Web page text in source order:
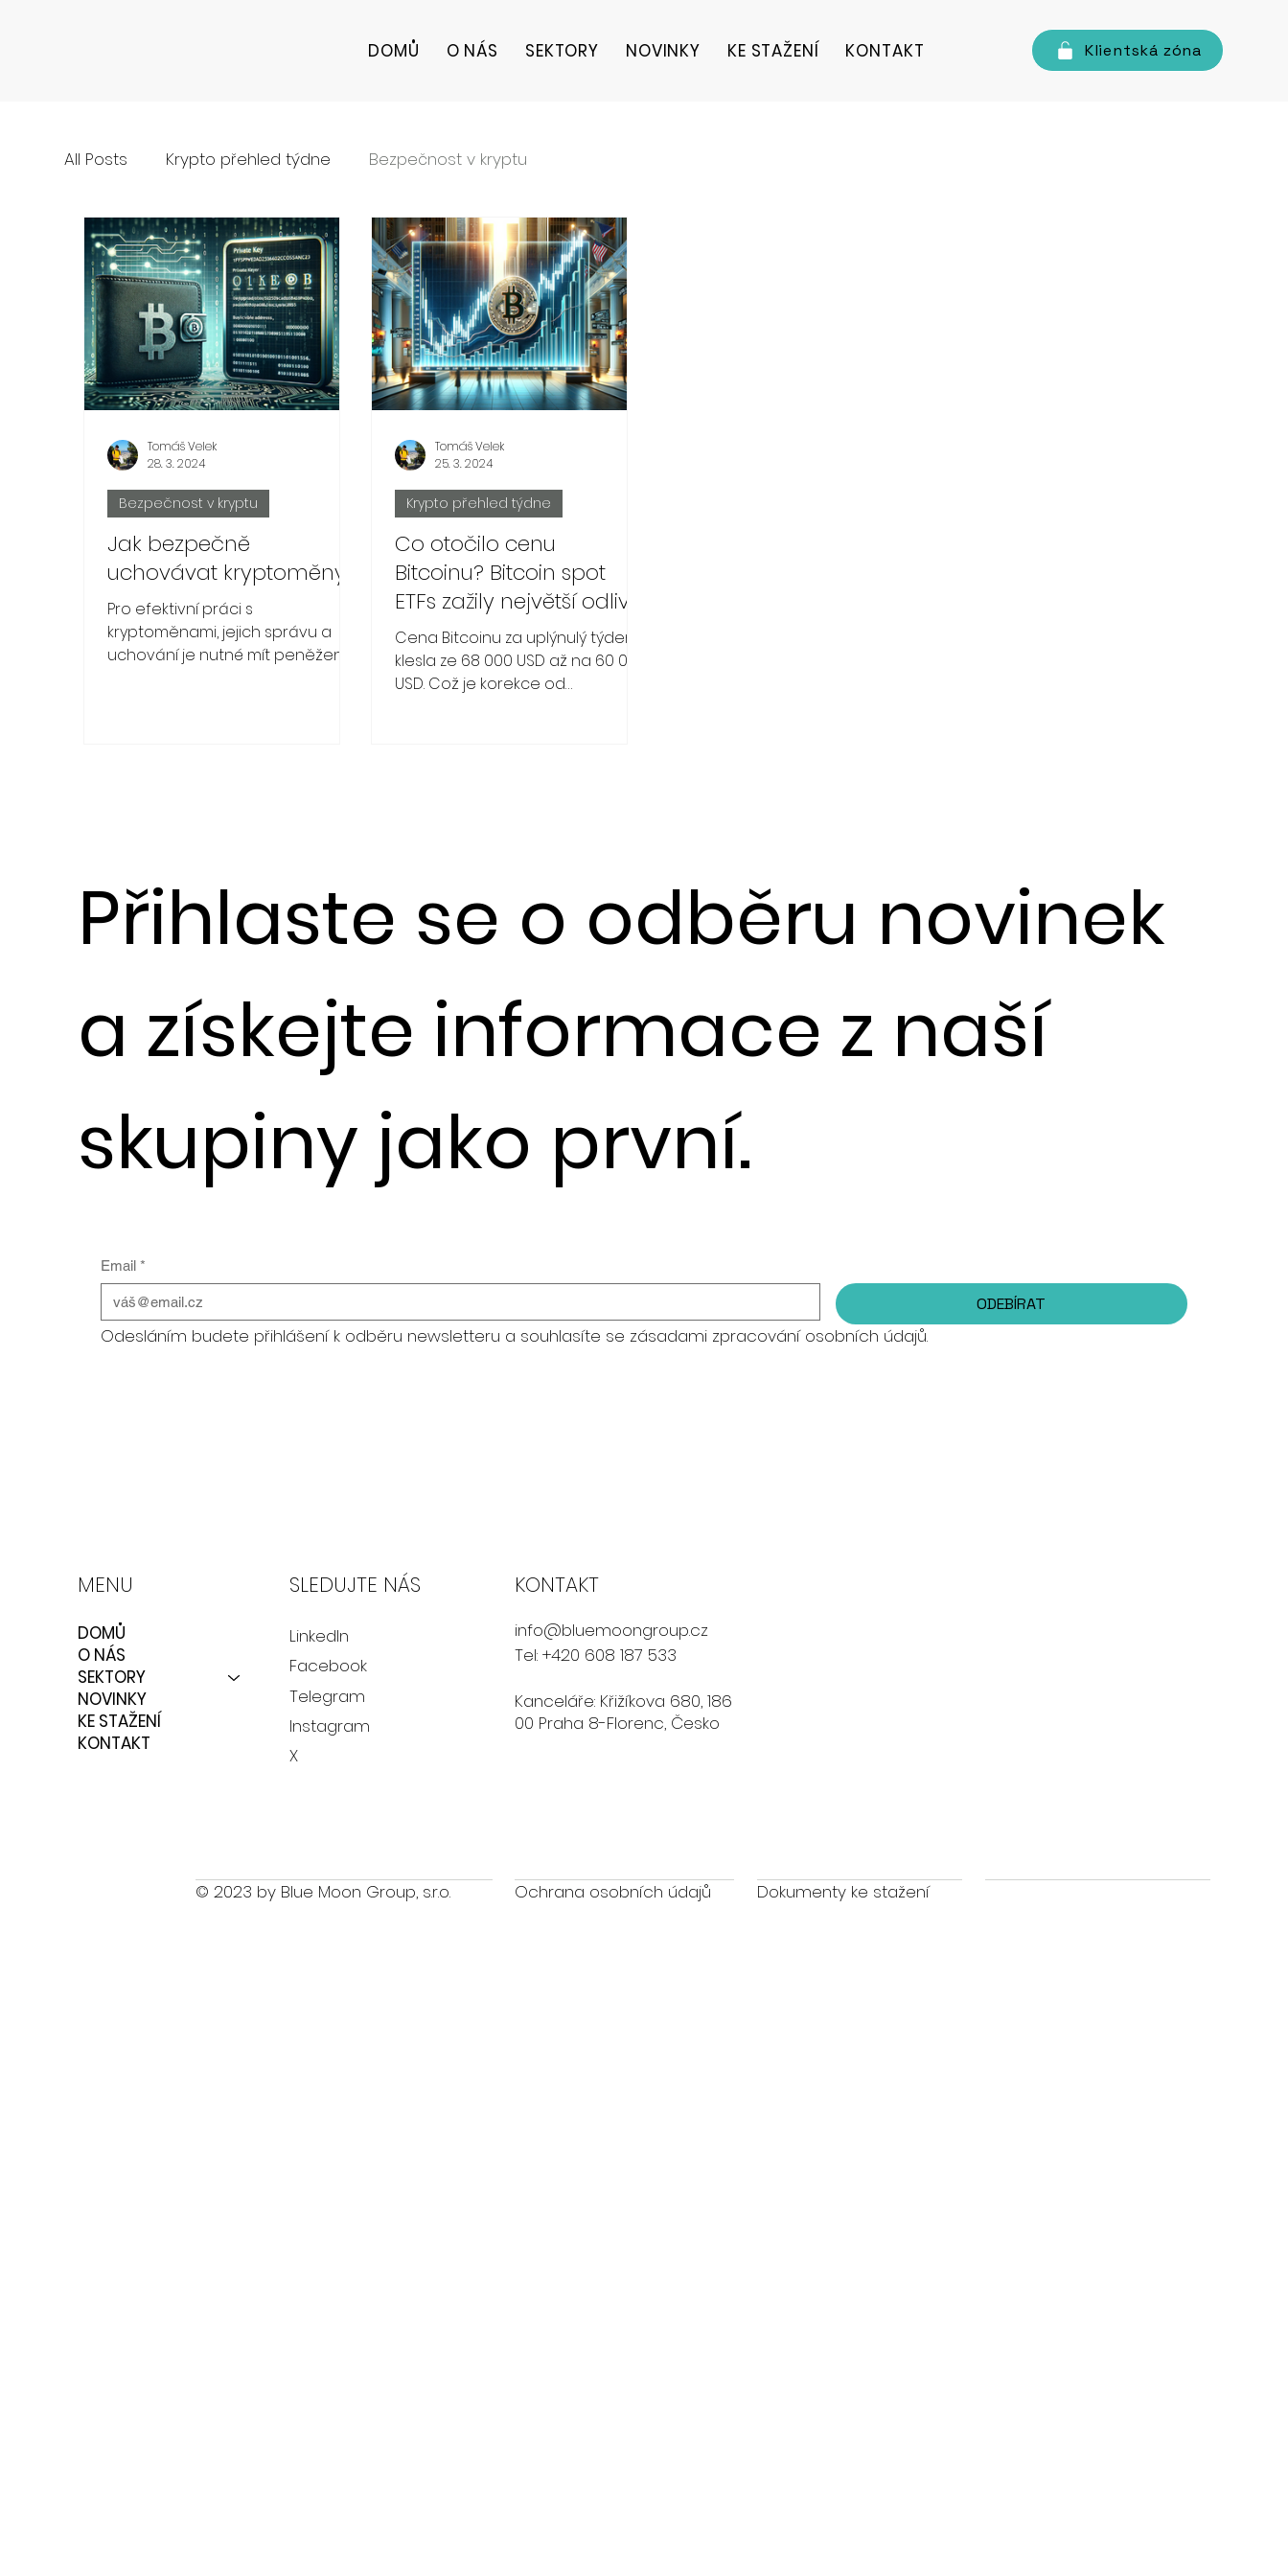
DOMŮ O NÁS SEKTORY NOVINKY KE STAŽENÍ KONTAKT Klientská zóna
All Posts Krypto přehled týdne Bezpečnost v kryptu
Jak bezpečně
uchovávat kryptoměny?
Pro efektivní práci s
kryptoměnami, jejich správu a
uchování je nutné mít peněženku.
Bezpečnost v kryptu
Tomáš Velek
28. 3. 2024
Co otočilo cenu
Bitcoinu? Bitcoin spot
ETFs zažily největší odliv.
Cena Bitcoinu za uplýnulý týden
klesla ze 68 000 USD až na 60 000
USD. Což je korekce od
Krypto přehled týdne
Tomáš Velek
25. 3. 2024
Přihlaste se o odběru novinek
a získejte informace z naší
skupiny jako první.
Email *
ODEBÍRAT
Odesláním budete přihlášení k odběru newsletteru a souhlasíte se zásadami zpracování osobních údajů.
DOMŮ
O NÁS
SEKTORY
NOVINKY
KE STAŽENÍ
KONTAKT
MENU SLEDUJTE NÁS
LinkedIn
Facebook
Instagram
X
Telegram
KONTAKT
info@bluemoongroup.cz
Tel: +420 608 187 533
Kanceláře: Křižíkova 680, 186
00 Praha 8-Florenc, Česko
© 2023 by Blue Moon Group, s.r.o. Ochrana osobních údajů Dokumenty ke stažení